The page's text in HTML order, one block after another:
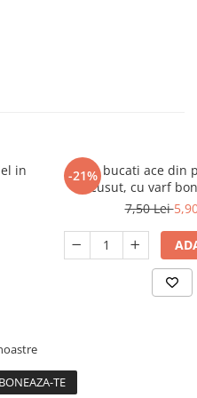
in
-21%
Set 5 bucati ace din
cusut, cu varf
7,50 Lei